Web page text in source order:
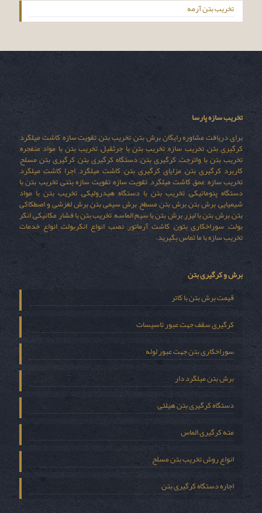
تخریب بتن آرمه
تخریب سازه پارسا
برای دریافت مشاوره رایگان برش بتن, تخریب بتن, تقویت سازه, کاشت میلگرد,
کرگیری بتن, تخریب سازه, تخریب بتن با جرثقیل, تخریب بتن با مواد منفجره,
تخریب بتن با واترجت, کرگیری بتن, دستگاه کرگیری بتن, کرگیری بتن مسلح,
کاربرد کرگیری بتن, مزایای کرگیری بتن, کاشت میلگرد, اجرا کاشت میلگرد,
تخریب سازه, عمق کاشت میلگرد, تقویت سازه, تقویت سازه بتنی, تخریب بتن با
دستگاه پنوماتیکی, تخریب بتن با دستگاه هیدرولیکی, تخریب بتن با مواد
شیمیایی, برش بتن, برش بتن مسطح, برش سیمی بتن, برش لغزشی و اصطکاکی
بتن, برش بتن با لیزر, برش بتن با سیم الماسه, تخریب بتن با فشار مکانیکی, انکر
بولت, سوراخکاری بتون, کاشت آرماتور, نصب انواع انکربولت, انواع خدمات
تخریب سازه با ما تماس بگیرید.
برش و کرگیری بتن
قیمت برش بتن با کاتر
کرگیری سقف جهت عبور تاسیسات
سوراخکاری بتن جهت عبور لوله
برش بتن میلگرد دار
دستگاه کرگیری بتن هیلتی
مته کرگیری الماس
انواع روش تخریب بتن مسلح
اجاره دستگاه کرگیری بتن